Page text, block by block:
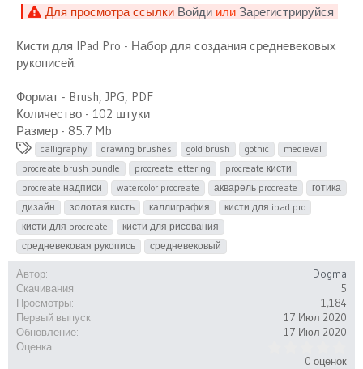
Для просмотра ссылки Войди или Зарегистрируйся
Кисти для IPad Pro - Набор для создания средневековых
рукописей.
Формат - Brush, JPG, PDF
Количество - 102 штуки
Размер - 85.7 Mb
Т
е
г
и
calligraphy drawing brushes gold brush gothic
medieval
procreate brush bundle
procreate lettering
procreate кисти
procreate надписи
watercolor procreate акварель procreate
готика
дизайн
золотая кисть каллиграфия
кисти для ipad pro
кисти для procreate
кисти для рисования
средневековая рукопись
средневековый
Автор
Dogma
Скачивания
5
Просмотры
1,184
Первый выпуск
17 Июл 2020
Обновление
17 Июл 2020
Оценка
.
0 оценок